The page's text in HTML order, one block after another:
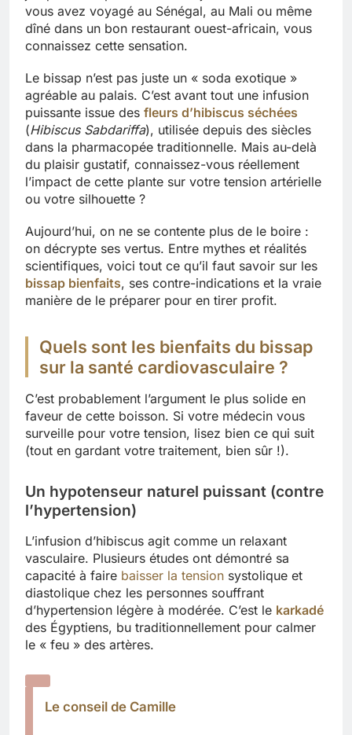
vous avez voyagé au Sénégal, au Mali ou même
dîné dans un bon restaurant ouest-africain, vous
connaissez cette sensation.
Le bissap n’est pas juste un « soda exotique »
agréable au palais. C’est avant tout une infusion
puissante issue des fleurs d’hibiscus séchées
(Hibiscus Sabdariffa), utilisée depuis des siècles
dans la pharmacopée traditionnelle. Mais au-delà
du plaisir gustatif, connaissez-vous réellement
l’impact de cette plante sur votre tension artérielle
ou votre silhouette ?
Aujourd’hui, on ne se contente plus de le boire :
on décrypte ses vertus. Entre mythes et réalités
scientifiques, voici tout ce qu’il faut savoir sur les
bissap bienfaits, ses contre-indications et la vraie
manière de le préparer pour en tirer profit.
Quels sont les bienfaits du bissap
sur la santé cardiovasculaire ?
C’est probablement l’argument le plus solide en
faveur de cette boisson. Si votre médecin vous
surveille pour votre tension, lisez bien ce qui suit
(tout en gardant votre traitement, bien sûr !).
Un hypotenseur naturel puissant (contre
l’hypertension)
L’infusion d’hibiscus agit comme un relaxant
vasculaire. Plusieurs études ont démontré sa
capacité à faire baisser la tension systolique et
diastolique chez les personnes souffrant
d’hypertension légère à modérée. C’est le karkadé
des Égyptiens, bu traditionnellement pour calmer
le « feu » des artères.
Le conseil de Camille